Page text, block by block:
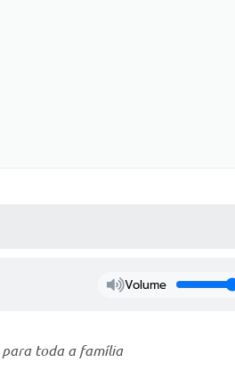
Volume
para toda a família